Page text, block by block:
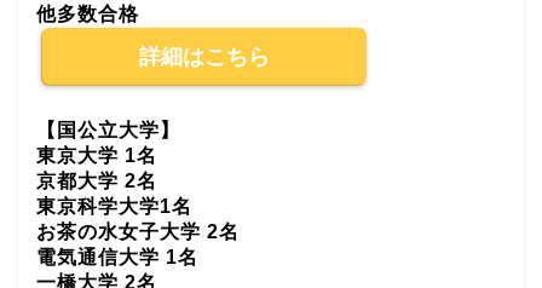
他多数合格
詳細はこちら
【国公立大学】
東京大学 1名
京都大学 2名
東京科学大学1名
お茶の水女子大学 2名
電気通信大学 1名
一橋大学 2名